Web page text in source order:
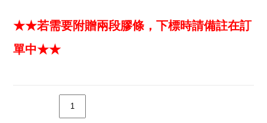
★★若需要附贈兩段膠條，下標時請備註在訂
單中★★